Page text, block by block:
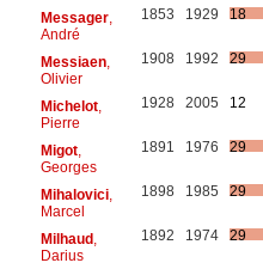
Messager,
André
1853 1929 18
Messiaen,
Olivier
1908 1992 29
Michelot,
Pierre
1928 2005 12
Migot,
Georges
1891 1976 29
Mihalovici,
Marcel
1898 1985 29
Milhaud,
Darius
1892 1974 29